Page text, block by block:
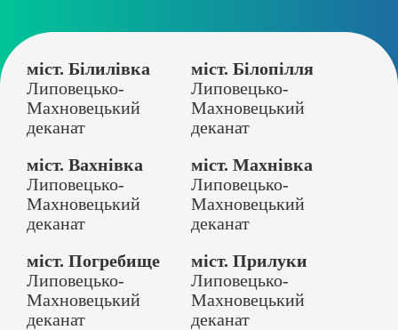
міст. Білилівка
Липовецько-
Махновецький
деканат
міст. Білопілля
Липовецько-
Махновецький
деканат
міст. Вахнівка
Липовецько-
Махновецький
деканат
міст. Махнівка
Липовецько-
Махновецький
деканат
міст. Погребище
Липовецько-
Махновецький
деканат
міст. Прилуки
Липовецько-
Махновецький
деканат